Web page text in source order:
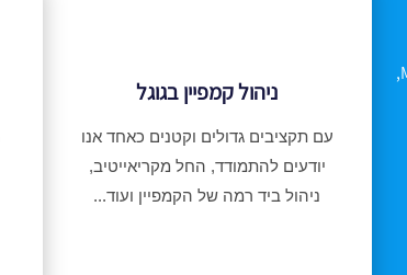
לחברת Marketing seo היכולת לתת מענה נרחב בעולמות ה Marketing,
ניהול קמפיין בגוגל
עם תקציבים גדולים וקטנים כאחד אנו
יודעים להתמודד, החל מקריאייטיב,
ניהול ביד רמה של הקמפיין ועוד...